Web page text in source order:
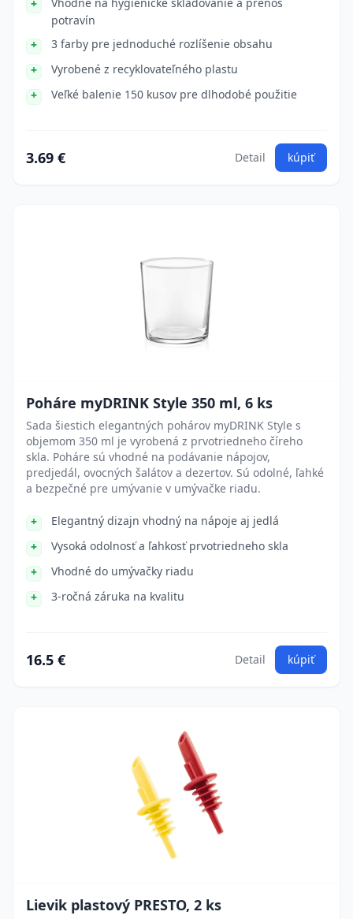
potravín
3 farby pre jednoduché rozlíšenie obsahu
Vyrobené z recyklovateľného plastu
Veľké balenie 150 kusov pre dlhodobé použitie
3.69 € Detail kúpiť
Poháre myDRINK Style 350 ml, 6 ks
Sada šiestich elegantných pohárov myDRINK Style s
objemom 350 ml je vyrobená z prvotriedneho číreho
skla. Poháre sú vhodné na podávanie nápojov,
predjedál, ovocných šalátov a dezertov. Sú odolné, ľahké
a bezpečné pre umývanie v umývačke riadu.
Elegantný dizajn vhodný na nápoje aj jedlá
Vysoká odolnosť a ľahkosť prvotriedneho skla
Vhodné do umývačky riadu
3-ročná záruka na kvalitu
16.5 € Detail kúpiť
Lievik plastový PRESTO, 2 ks